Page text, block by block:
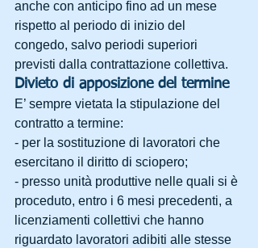
anche con anticipo fino ad un mese
rispetto al periodo di inizio del
congedo, salvo periodi superiori
previsti dalla contrattazione collettiva.
Divieto di apposizione del termine
E’ sempre vietata la stipulazione del
contratto a termine:
- per la sostituzione di lavoratori che
esercitano il diritto di sciopero;
- presso unità produttive nelle quali si è
proceduto, entro i 6 mesi precedenti, a
licenziamenti collettivi che hanno
riguardato lavoratori adibiti alle stesse